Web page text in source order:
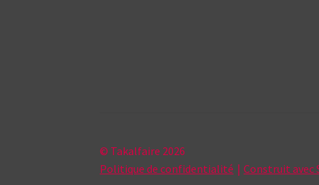
© Takalfaire 2026
Politique de confidentialité
Construit avec